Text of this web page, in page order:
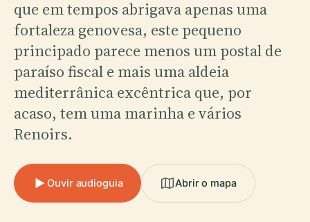
que em tempos abrigava apenas uma
fortaleza genovesa, este pequeno
principado parece menos um postal de
paraíso fiscal e mais uma aldeia
mediterrânica excêntrica que, por
acaso, tem uma marinha e vários
Renoirs.
Ouvir audioguia Abrir o mapa